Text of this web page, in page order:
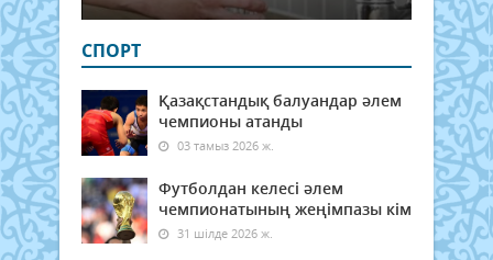
СПОРТ
Қазақстандық балуандар әлем
чемпионы атанды
03 тамыз 2026 ж.
Футболдан келесі әлем
чемпионатының жеңімпазы кім
31 шілде 2026 ж.